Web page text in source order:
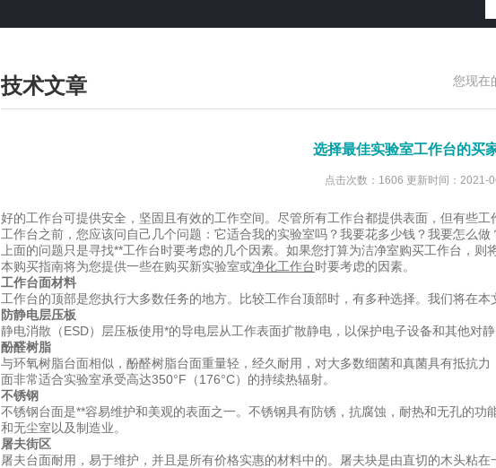
技术文章 您现在
选择最佳实验室工作台的买
点击次数：1606 更新时间：2021-
好的工作台可提供安全，坚固且有效的工作空间。尽管所有工作台都提供表面，但有些
工作台之前，您应该问自己几个问题：它适合我的实验室吗？我要花多少钱？我要怎么做
上面的问题只是寻找**工作台时要考虑的几个因素。如果您打算为洁净室购买工作台，则
本购买指南将为您提供一些在购买新实验室或净化工作台时要考虑的因素。
工作台面材料
工作台的顶部是您执行大多数任务的地方。比较工作台顶部时，有多种选择。我们将在本
防静电层压板
静电消散（ESD）层压板使用*的导电层从工作表面扩散静电，以保护电子设备和其他对
酚醛树脂
与环氧树脂台面相似，酚醛树脂台面重量轻，经久耐用，对大多数细菌和真菌具有抵抗
面非常适合实验室承受高达350°F（176°C）的持续热辐射。
不锈钢
不锈钢台面是**容易维护和美观的表面之一。不锈钢具有防锈，抗腐蚀，耐热和无孔的
和无尘室以及制造业。
屠夫街区
屠夫台面耐用，易于维护，并且是所有价格实惠的材料中的。屠夫块是由直切的木头粘